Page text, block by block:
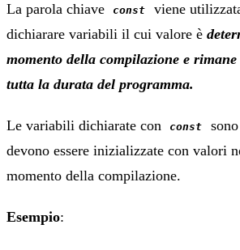
La parola chiave const
viene
dichiarare variabili il cui valore è
momento della compilazione e rimane
tutta la durata del programma.
Le variabili dichiarate con const sono
devono essere inizializzate con valori
momento della compilazione.
Esempio: